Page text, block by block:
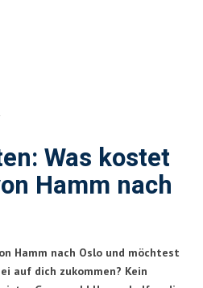
Was kostet
Hamm nach
Hamm nach Oslo und möchtest
auf dich zukommen? Kein